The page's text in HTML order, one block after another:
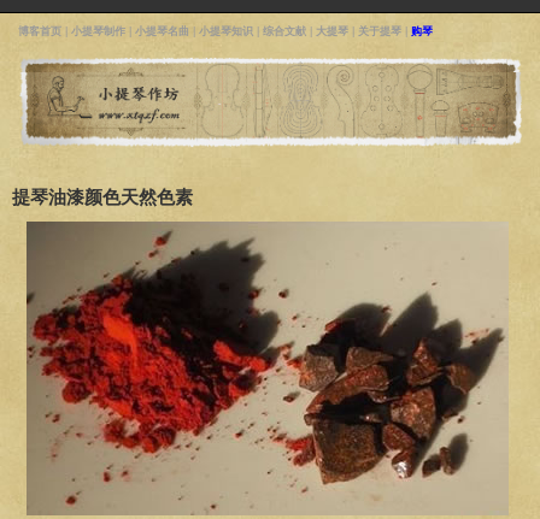
博客首页 小提琴制作 小提琴名曲 小提琴知识 综合文献 大提琴 关于提琴 购琴
提琴油漆颜色天然色素